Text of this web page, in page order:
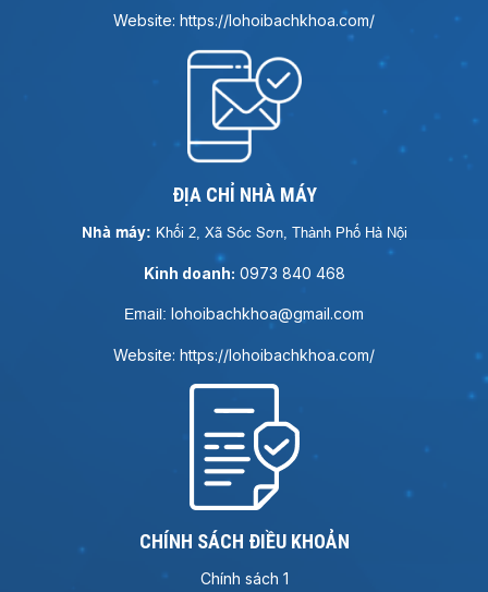
Website: https://lohoibachkhoa.com/
ĐỊA CHỈ NHÀ MÁY
Nhà máy: Khối 2, Xã Sóc Sơn, Thành Phố Hà Nội
Kinh doanh: 0973 840 468
Email: lohoibachkhoa@gmail.com
Website: https://lohoibachkhoa.com/
CHÍNH SÁCH ĐIỀU KHOẢN
Chính sách 1